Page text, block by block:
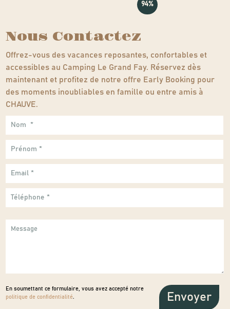
94%
Nous Contactez
Offrez-vous des vacances reposantes, confortables et
accessibles au Camping Le Grand Fay. Réservez dès
maintenant et profitez de notre offre Early Booking pour
des moments inoubliables en famille ou entre amis à
CHAUVE.
En soumettant ce formulaire, vous avez accepté notre
politique de confidentialité.